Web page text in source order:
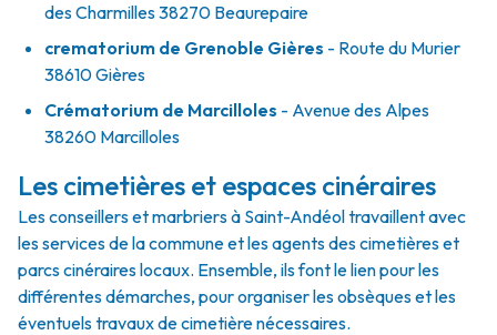
des Charmilles 38270 Beaurepaire
crematorium de Grenoble Gières - Route du Murier
38610 Gières
Crématorium de Marcilloles - Avenue des Alpes
38260 Marcilloles
Les cimetières et espaces cinéraires
Les conseillers et marbriers à Saint-Andéol travaillent avec
les services de la commune et les agents des cimetières et
parcs cinéraires locaux. Ensemble, ils font le lien pour les
différentes démarches, pour organiser les obsèques et les
éventuels travaux de cimetière nécessaires.